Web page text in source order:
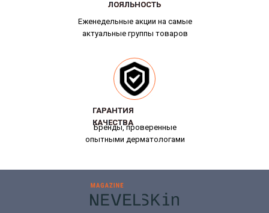
Еженедельные акции на самые
актуальные группы товаров
ЛОЯЛЬНОСТЬ
ЛОЯЛЬНОСТЬ
Бренды, проверенные
опытными дерматологами
ГАРАНТИЯ
КАЧЕСТВА
ГАРАНТИЯ
КАЧЕСТВА